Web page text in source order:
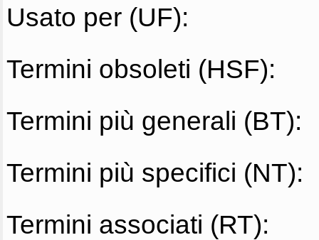
Usato per (UF):
Termini obsoleti (HSF):
Termini più generali (BT):
Termini più specifici (NT):
Termini associati (RT):